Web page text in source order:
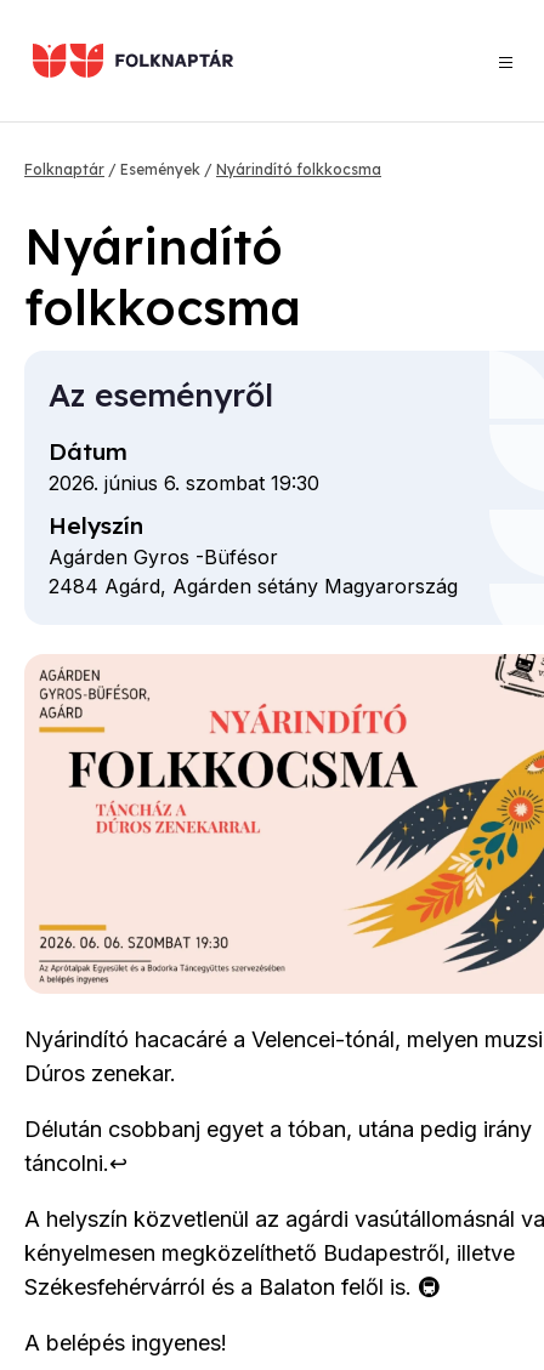
tartalomra
Morzsa
Folknaptár Események Nyárindító folkkocsma
Nyárindító
folkkocsma
Nyárindító hacacáré a Velencei-tónál, melyen
Dúros zenekar.
Délután csobbanj egyet a tóban, utána pedig irány
táncolni.↩️
A helyszín közvetlenül az agárdi vasútállomásnál
kényelmesen megközelíthető Budapestről, illetve
Székesfehérvárról és a Balaton felől is. 🚇
A belépés ingyenes!
Az eseményről
Dátum
2026. június 6. szombat 19:30
Helyszín
Agárden Gyros -Büfésor
2484 Agárd, Agárden sétány Magyarország